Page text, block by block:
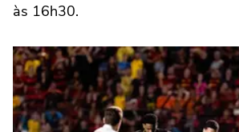
às 16h30.